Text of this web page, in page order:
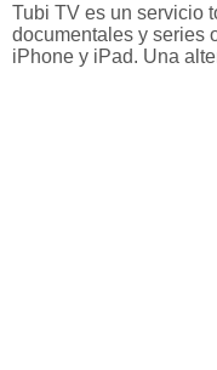
Tubi TV es un servicio
documentales y series
iPhone y iPad. Una